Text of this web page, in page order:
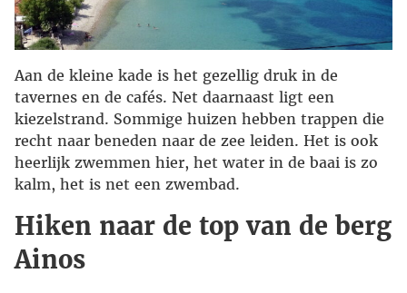
Aan de kleine kade is het gezellig druk in de
tavernes en de cafés. Net daarnaast ligt een
kiezelstrand. Sommige huizen hebben trappen die
recht naar beneden naar de zee leiden. Het is ook
heerlijk zwemmen hier, het water in de baai is zo
kalm, het is net een zwembad.
Hiken naar de top van de berg
Ainos